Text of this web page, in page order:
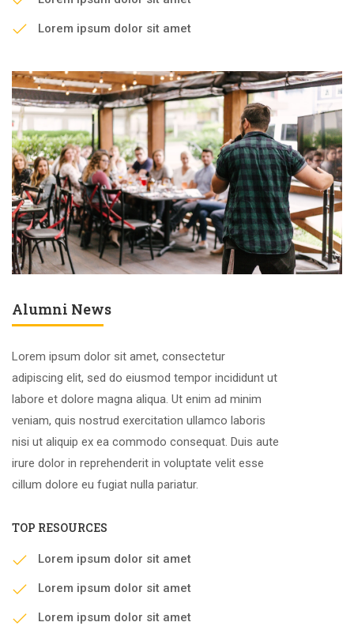
Lorem ipsum dolor sit amet
Alumni News
Lorem ipsum dolor sit amet, consectetur
adipiscing elit, sed do eiusmod tempor incididunt ut
labore et dolore magna aliqua. Ut enim ad minim
veniam, quis nostrud exercitation ullamco laboris
nisi ut aliquip ex ea commodo consequat. Duis aute
irure dolor in reprehenderit in voluptate velit esse
cillum dolore eu fugiat nulla pariatur.
TOP RESOURCES
Lorem ipsum dolor sit amet
Lorem ipsum dolor sit amet
Lorem ipsum dolor sit amet